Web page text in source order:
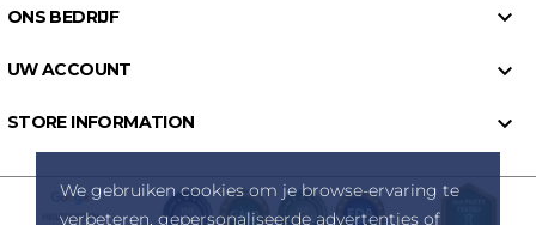
We gebruiken cookies om je browse-ervaring te
verbeteren, gepersonaliseerde advertenties of
ONS BEDRIJF 
UW ACCOUNT 
STORE INFORMATION 